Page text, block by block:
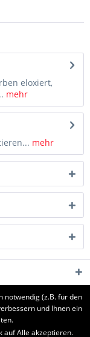
eloxiert,
mehr
mehr
notwendig (z.B. für den
und Ihnen ein
auf Alle akzeptieren.